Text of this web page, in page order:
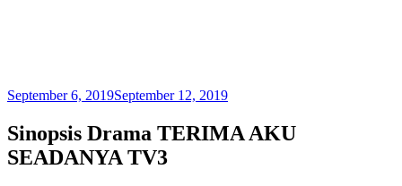
September 6, 2019September 12, 2019
Sinopsis Drama TERIMA AKU
SEADANYA TV3